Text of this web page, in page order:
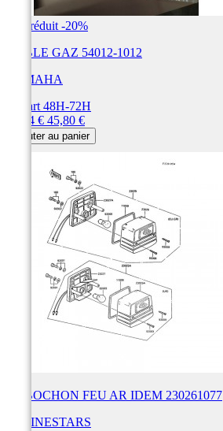
Prix réduit -20%
CABLE GAZ 54012-1012
YAMAHA
Départ 48H-72H
36,64 € Prix
de
base
45,80 €
Ajouter au panier
CABOCHON FEU AR IDEM 230261077
ALPINESTARS